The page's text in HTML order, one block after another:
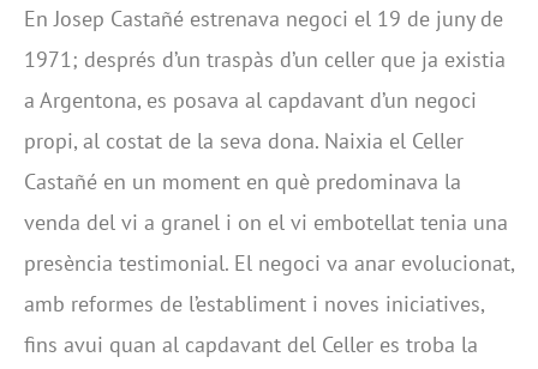
En Josep Castañé estrenava negoci el 19 de juny de
1971; després d’un traspàs d’un celler que ja existia
a Argentona, es posava al capdavant d’un negoci
propi, al costat de la seva dona. Naixia el Celler
Castañé en un moment en què predominava la
venda del vi a granel i on el vi embotellat tenia una
presència testimonial. El negoci va anar evolucionat,
amb reformes de l’establiment i noves iniciatives,
fins avui quan al capdavant del Celler es troba la